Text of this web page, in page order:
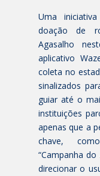
Uma
doação de
Agasalho
aplicativo
coleta no
sinalizados
guiar até o
instituições
apenas que a
chave,
“Campanha
direcionar o